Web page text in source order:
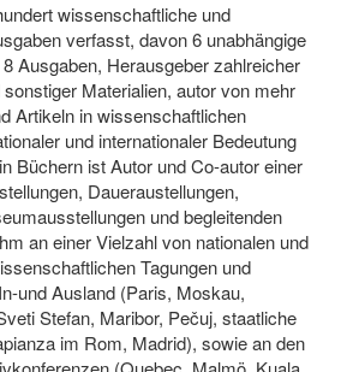
wissenschaftliche und
verfasst, davon 6 unabhängige
Ausgaben, Herausgeber zahlreicher
Materialien, autor von mehr
Artikeln in wissenschaftlichen
und internationaler Bedeutung
Büchern ist Autor und Co-autor einer
Daueraustellungen,
und begleitenden
an einer Vielzahl von nationalen und
Tagungen und
und Ausland (Paris, Moskau,
Stefan, Maribor, Pečuj, staatliche
im Rom, Madrid), sowie an den